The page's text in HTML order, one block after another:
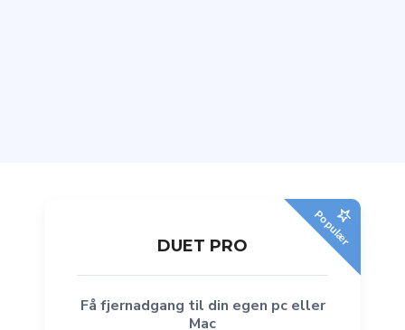
Populær
DUET PRO
Få fjernadgang til din egen pc eller
Mac